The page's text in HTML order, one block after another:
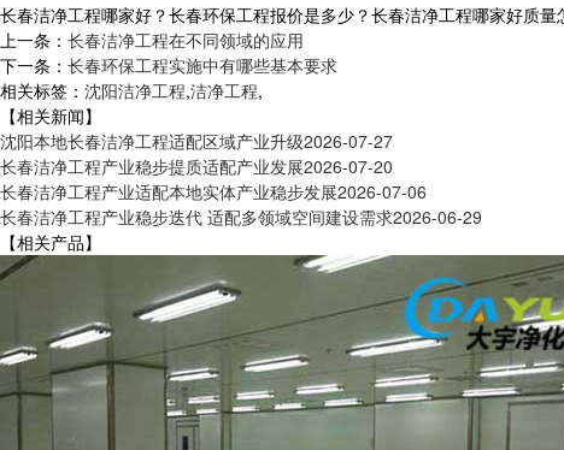
长春洁净工程哪家好？长春环保工程报价是多少？长春洁净工程哪家好质
上一条： 长春洁净工程在不同领域的应用
下一条： 长春环保工程实施中有哪些基本要求
相关标签： 沈阳洁净工程,洁净工程,
【相关新闻】
沈阳本地长春洁净工程适配区域产业升级2026-07-27
长春洁净工程产业稳步提质适配产业发展2026-07-20
长春洁净工程产业适配本地实体产业稳步发展2026-07-06
长春洁净工程产业稳步迭代 适配多领域空间建设需求2026-06-29
【相关产品】